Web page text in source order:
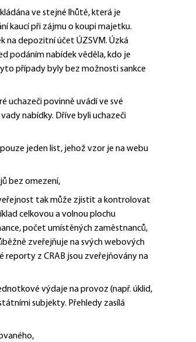
ve stejné lhůtě, která je
kaucí při zájmu o koupi majetku.
na depozitní účet ÚZSVM. Úzká
podáním nabídek věděla, kdo je
případy byly bez možnosti sankce
uchazeči povinně uvádí ve své
nabídky. Dříve byli uchazeči
jeden list, jehož vzor je na webu
bez omezení,
tak může zjistit a kontrolovat
celkovou a volnou plochu
počet umístěných zaměstnanců,
zveřejňuje na svých webových
reporty z CRAB jsou zveřejňovány na
výdaje na provoz (např. úklid,
subjekty. Přehledy zasílá
,